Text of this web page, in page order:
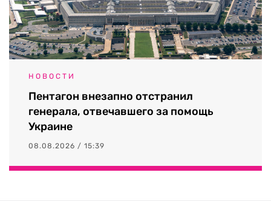
НОВОСТИ
Пентагон внезапно отстранил
генерала, отвечавшего за помощь
Украине
08.08.2026 / 15:39